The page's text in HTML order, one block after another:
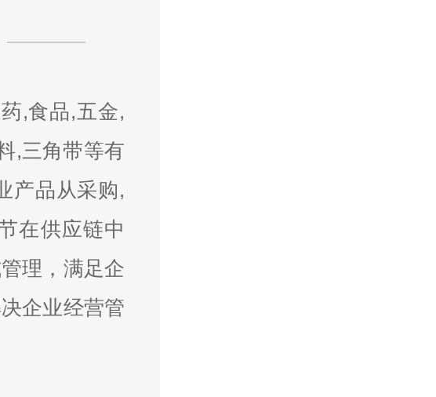
,食品,五金,
,三角带等有
产品从采购,
在供应链中
理，满足企
企业经营管